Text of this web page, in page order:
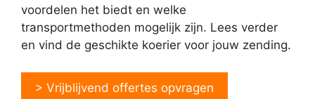
voordelen het biedt en welke
transportmethoden mogelijk zijn. Lees verder
en vind de geschikte koerier voor jouw zending.
> Vrijblijvend offertes opvragen